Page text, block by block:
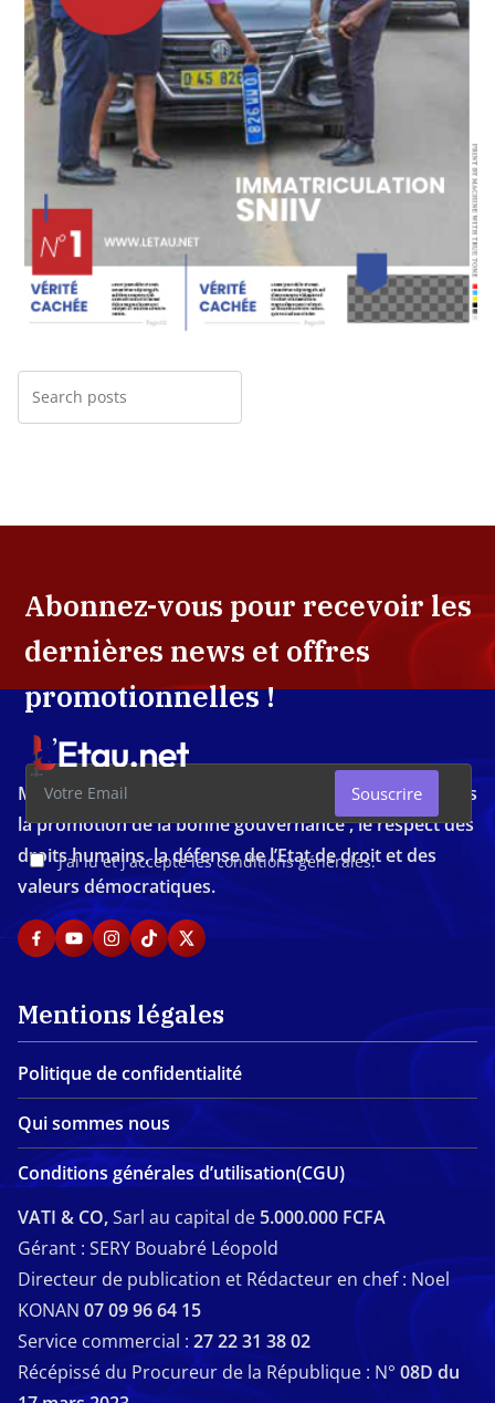
Abonnez-vous pour recevoir les
dernières news et offres
promotionnelles !
J'ai lu et j'accepte les conditions générales.
Souscrire
Média d'investigation ivoirien résolument engagé dans
la promotion de la bonne gouvernance , le respect des
droits humains, la défense de l’Etat de droit et des
valeurs démocratiques.
Mentions légales
Politique de confidentialité
Qui sommes nous
Conditions générales d’utilisation(CGU)
VATI & CO,Sarl au capital de 5.000.000 FCFA
Gérant : SERY Bouabré Léopold
Directeur de publication et Rédacteur en chef : Noel
KONAN 07 09 96 64 15
Service commercial : 27 22 31 38 02
Récépissé du Procureur de la République : N° 08D du